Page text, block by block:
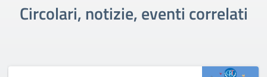
Circolari, notizie, eventi correlati